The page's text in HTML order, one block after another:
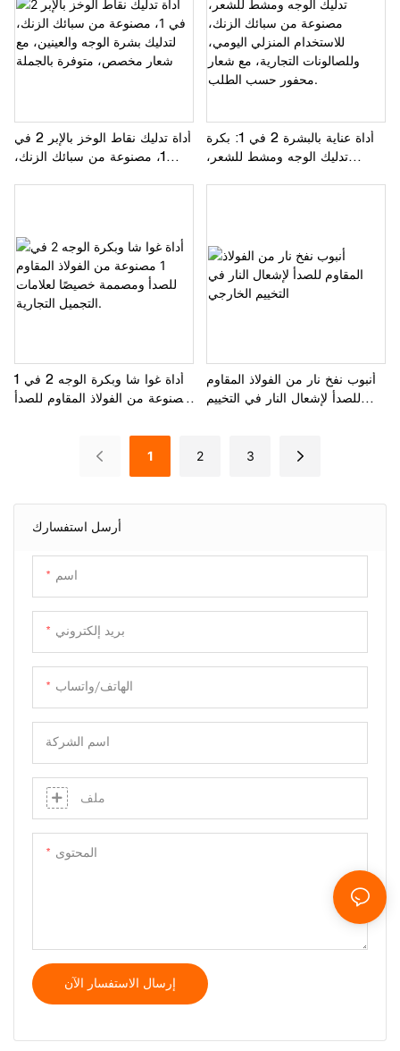
أرسل استفسارك
اسم
بريد إلكتروني
الهاتف/واتساب
اسم الشركة
ملف
المحتوى
إرسال الاستفسار الآن
أداة تدليك نقاط الوخز بالإبر 2 في
1، مصنوعة من سبائك الزنك،
أداة عناية بالبشرة 2 في 1: بكرة
تدليك الوجه ومشط للشعر،
أداة غوا شا وبكرة الوجه 2 في 1
مصنوعة من الفولاذ المقاوم للصدأ
أنبوب نفخ نار من الفولاذ المقاوم
للصدأ لإشعال النار في التخييم
1 2 3